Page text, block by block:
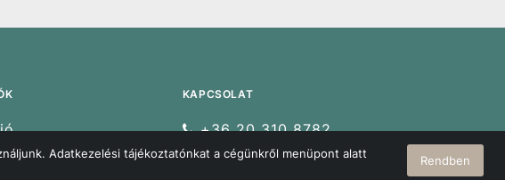
Adatkezelési tájékoztatónkat a cégünkről menüpont alatt
Rendben
KAPCSOLAT
+36 20 310 8782
burkolat@siohazcentrum.hu